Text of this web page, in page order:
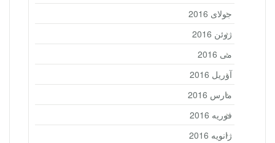
جولای 2016
ژوئن 2016
می 2016
آوریل 2016
مارس 2016
فوریه 2016
ژانویه 2016